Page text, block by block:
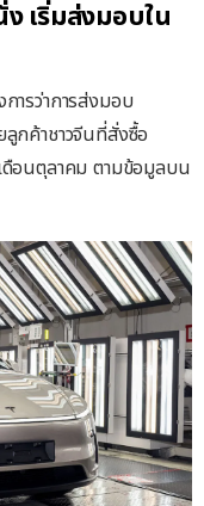
เริ่มส่งมอบใน
ารว่าการส่งมอบ
กค้าชาวจีนที่สั่งซื้อ
ดือนตุลาคม ตามข้อมูลบน